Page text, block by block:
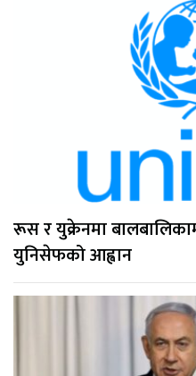
रूस र युक्रेनमा
युनिसेफको आह्वान